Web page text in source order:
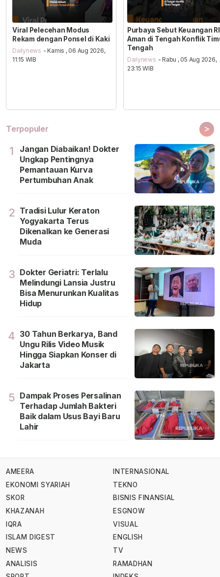
Viral Pelecehan Modus
Rekam dengan Ponsel di Kaki
Dailynews - Kamis , 06 Aug 2026,
11:15 WIB
Purbaya Sebut Keuangan RI
Aman di Tengah Konflik
Tengah
Dailynews - Rabu , 05 Aug 2026,
23:15 WIB
Terpopuler >
1
Jangan Diabaikan! Dokter
Ungkap Pentingnya
Pemantauan Kurva
Pertumbuhan Anak
2 Tradisi Lulur Keraton
Yogyakarta Terus
Dikenalkan ke Generasi
Muda
3 Dokter Geriatri: Terlalu
Melindungi Lansia Justru
Bisa Menurunkan Kualitas
Hidup
4 30 Tahun Berkarya, Band
Ungu Rilis Video Musik
Hingga Siapkan Konser di
Jakarta
5 Dampak Proses Persalinan
Terhadap Jumlah Bakteri
Baik dalam Usus Bayi Baru
Lahir
AMEERA
EKONOMI SYARIAH
SKOR
KHAZANAH
IQRA
ISLAM DIGEST
NEWS
ANALISIS
INTERNASIONAL
TEKNO
BISNIS FINANSIAL
ESGNOW
VISUAL
ENGLISH
TV
RAMADHAN